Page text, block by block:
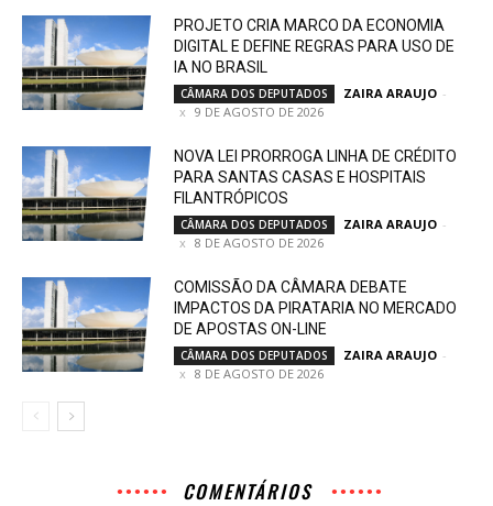
PROJETO CRIA MARCO DA ECONOMIA
DIGITAL E DEFINE REGRAS PARA USO DE
IA NO BRASIL
CÂMARA DOS DEPUTADOS ZAIRA ARAUJO -
9 DE AGOSTO DE 2026
NOVA LEI PRORROGA LINHA DE CRÉDITO
PARA SANTAS CASAS E HOSPITAIS
FILANTRÓPICOS
CÂMARA DOS DEPUTADOS ZAIRA ARAUJO -
8 DE AGOSTO DE 2026
COMISSÃO DA CÂMARA DEBATE
IMPACTOS DA PIRATARIA NO MERCADO
DE APOSTAS ON-LINE
CÂMARA DOS DEPUTADOS ZAIRA ARAUJO -
8 DE AGOSTO DE 2026
COMENTÁRIOS